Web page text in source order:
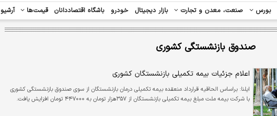
بورس صنعت، معدن و تجارت بازار دیجیتال خودرو باشگاه اقتصاددانان قیمت‌ها آرشیو
صندوق بازنشستگی کشوری
اعلام جزئیات بیمه تکمیلی بازنشستگان کشوری
ایلنا: براساس الحاقیه قرارداد منعقده بیمه تکمیلی درمان بازنشستگان از سوی صندوق بازنشستگی کشوری
با شرکت بیمه ملت مبلغ بیمه تکمیلی بازنشستگان از ۳۵۷هزار تومان به ۴۴۷۰۰۰ تومان افزایش یافت.